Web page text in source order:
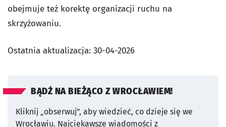
obejmuje też korektę organizacji ruchu na
skrzyżowaniu.
Ostatnia aktualizacja: 30-04-2026
BĄDŹ NA BIEŻĄCO Z WROCŁAWIEM!
Kliknij „obserwuj”, aby wiedzieć, co dzieje się we
Wrocławiu. Najciekawsze wiadomości z